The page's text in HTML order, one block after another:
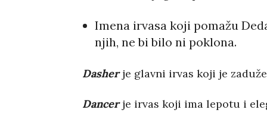
Imena irvasa koji pomažu
njih, ne bi bilo ni poklona.
Dasherje glavni irvas koji je
Dancerje irvas koji ima lepotu i